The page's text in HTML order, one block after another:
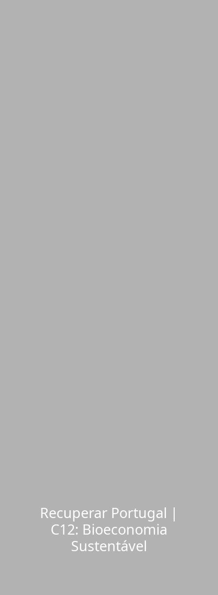
Recuperar Portugal |
C12: Bioeconomia
Sustentável